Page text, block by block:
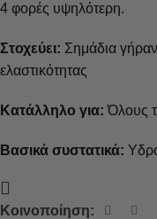
4 φορές υψηλότερη.
Στοχεύει: Σημάδια
ελαστικότητας
Κατάλληλο για:Όλους
Βασικά συστατικά:
Κοινοποίηση: